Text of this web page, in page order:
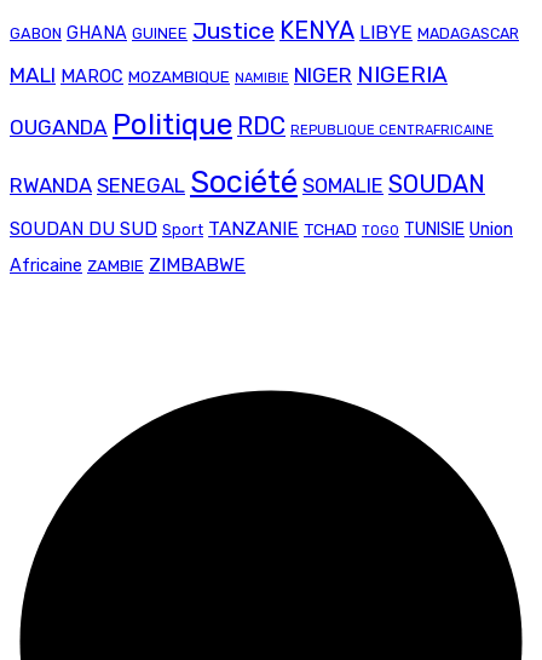
GABON GHANA GUINEE Justice KENYA LIBYE MADAGASCAR
MALI MAROC MOZAMBIQUE NAMIBIE NIGER NIGERIA
OUGANDA Politique RDC REPUBLIQUE CENTRAFRICAINE
RWANDA SENEGAL Société SOMALIE SOUDAN
SOUDAN DU SUD Sport TANZANIE TCHAD TOGO TUNISIE Union
Africaine ZAMBIE ZIMBABWE